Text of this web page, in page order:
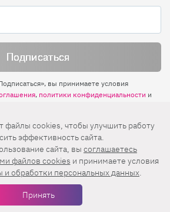
вы принимаете условия
, политики конфиденциальности и
Выделите ее и нажмите
Ctrl+Enter
1027739494584, ИНН 7705056238
д. 3, стр. 4, помещение I, комн. 23
16+
файлы cookies, чтобы улучшить работу
эффективность сайта.
сайта, вы соглашаетесь
файлов cookies и принимаете условия
и обработки персональных данных.
Принять